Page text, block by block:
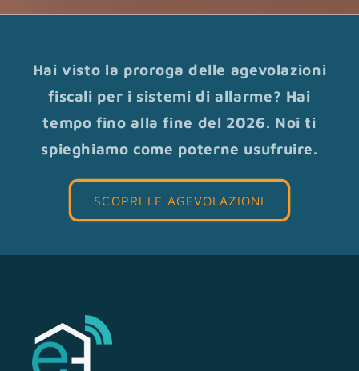
Hai visto la proroga delle agevolazioni
fiscali per i sistemi di allarme? Hai
tempo fino alla fine del 2026. Noi ti
spieghiamo come poterne usufruire.
SCOPRI LE AGEVOLAZIONI